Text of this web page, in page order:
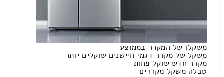
משקלו של המקרר בממוצע
משקל של מקרר דגמי חיישנים שוקלים יותר
מקרר חדש שוקל פחות
טבלה משקל מקררים